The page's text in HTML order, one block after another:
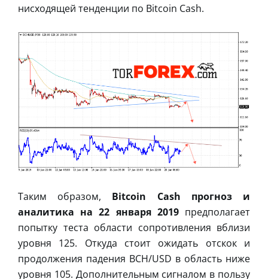
нисходящей тенденции по Bitcoin Cash.
Таким образом, Bitcoin Cash прогноз и
аналитика на 22 января 2019предполагает
попытку теста области сопротивления вблизи
уровня 125. Откуда стоит ожидать отскок и
продолжения падения BCH/USD в область ниже
уровня 105. Дополнительным сигналом в пользу